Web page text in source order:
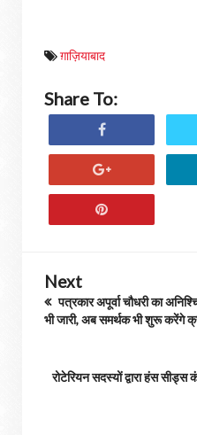
ग़ाज़ियाबाद
Share To:
Next
पत्रकार अपूर्वा चौधरी का
भी जारी, अब समर्थक भी शुरू करेंगे
रोटेरियन सदस्यों द्वारा हंस